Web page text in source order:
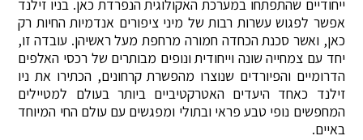
ייחודיים שהתפתחו במערכת האקולוגית הנפרדת כאן. בניו זילנד
אפשר לפגוש עשרות רבות של מיני ציפורים אנדמיות החיות רק
כאן, ואשר סכנת הכחדה חמורה מרחפת מעל ראשיהן. עובדה זו,
יחד עם צמחייה שונה וייחודית ונופים מבותרים של רכסי האלפים
הדרומיים והפיורדים שנוצרו מהפשרת קרחונים, הכתירו את ניו
זילנד כאחד היעדים האטרקטיביים ביותר בעולם למטיילים
המחפשים נופי טבע פראי ובתולי ומפגשים עם עולם החי המיוחד
באיים.